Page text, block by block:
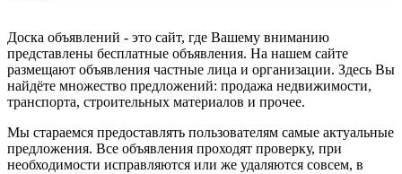
Доска объявлений - это сайт, где Вашему вниманию
представлены бесплатные объявления. На нашем сайте
размещают объявления частные лица и организации. Здесь Вы
найдёте множество предложений: продажа недвижимости,
транспорта, строительных материалов и прочее.
Мы стараемся предоставлять пользователям самые актуальные
предложения. Все объявления проходят проверку, при
необходимости исправляются или же удаляются совсем, в